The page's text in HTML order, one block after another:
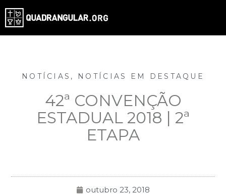
NOTÍCIAS , NOTÍCIAS EM DESTAQUE
42ª CONVENÇÃO
ESTADUAL 2018 | 2ª
ETAPA
outubro 23, 2018